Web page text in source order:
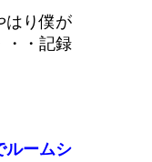
はり僕が
・・記録
ルームシ